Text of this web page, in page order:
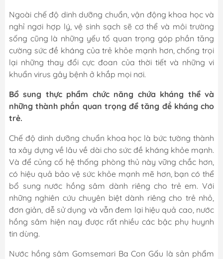
Ngoài chế độ dinh dưỡng chuẩn, vận động khoa học và
nghỉ ngơi hợp lý, vệ sinh sạch sẽ cơ thể và môi trường
sống cũng là những yếu tố quan trọng góp phần tăng
cường sức đề kháng của trẻ khỏe mạnh hơn, chống trọi
lại những thay đổi cực đoan của thời tiết và những vi
khuẩn virus gây bệnh ở khắp mọi nơi.
Bổ sung thực phẩm chức năng chứa kháng thể và
những thành phần quan trọng để tăng đề kháng cho
trẻ.
Chế độ dinh dưỡng chuẩn khoa học là bức tường thành
ta xây dựng về lâu về dài cho sức đề kháng khỏe mạnh.
Và để củng cố hệ thống phòng thủ này vững chắc hơn,
có hiệu quả bảo vệ sức khỏe mạnh mẽ hơn, bạn có thể
bổ sung nước hồng sâm dành riêng cho trẻ em. Với
những nghiên cứu chuyên biệt dành riêng cho trẻ nhỏ,
đơn giản, dễ sử dụng và vẫn đem lại hiệu quả cao, nước
hồng sâm hiện nay được rất nhiều các bậc phụ huynh
tin dùng.
Nước hồng sâm Gomsemari Ba Con Gấu là sản phẩm